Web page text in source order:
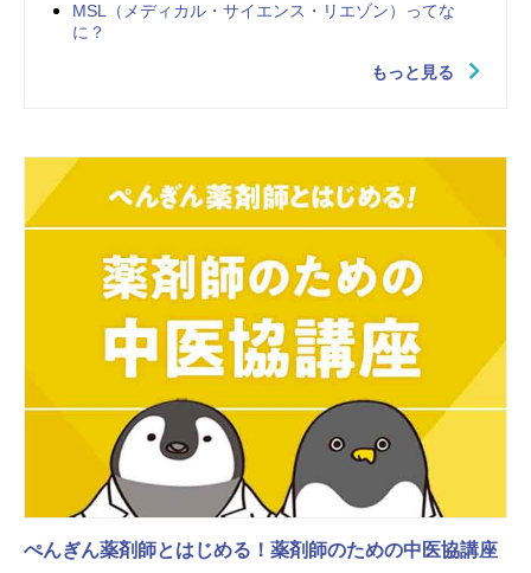
MSL（メディカル・サイエンス・リエゾン）ってな
に？
もっと見る
ぺんぎん薬剤師とはじめる！薬剤師のための中医協講座